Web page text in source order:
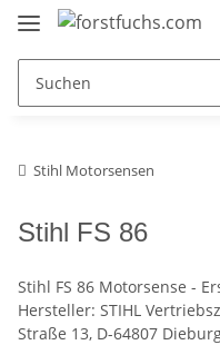
Stihl Motorsensen
Stihl FS 86
Stihl FS 86 Motorsense -
Hersteller: STIHL
Straße 13, D-64807